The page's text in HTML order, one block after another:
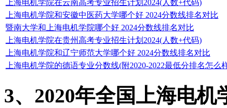
上海电机学院在云南高考专业招生计划2024(人数+代码)
上海电机学院和安徽中医药大学哪个好 2024分数线排名对比
暨南大学和上海电机学院哪个好 2024分数线排名对比
上海电机学院在贵州高考专业招生计划2024(人数+代码)
上海电机学院和辽宁师范大学哪个好 2024分数线排名对比
上海电机学院的德语专业分数线(附2020-2022最低分排名怎么
3、2020年全国上海电机